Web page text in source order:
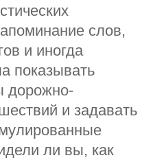
слов,
и иногда
показывать
дорожно-
и задавать
ли вы, как